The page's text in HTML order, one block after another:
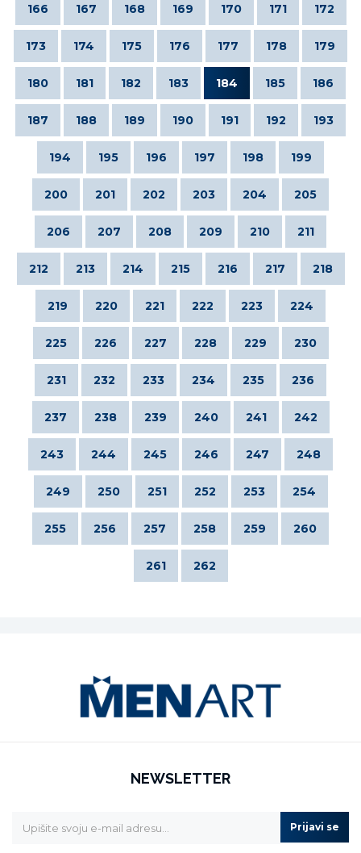
166 167 168 169 170 171 172
173 174 175 176 177 178 179
180 181 182 183 184 185 186
187 188 189 190 191 192 193
194 195 196 197 198 199
200 201 202 203 204 205
206 207 208 209 210 211
212 213 214 215 216 217 218
219 220 221 222 223 224
225 226 227 228 229 230
231 232 233 234 235 236
237 238 239 240 241 242
243 244 245 246 247 248
249 250 251 252 253 254
255 256 257 258 259 260
261 262
NEWSLETTER
Prijavi se